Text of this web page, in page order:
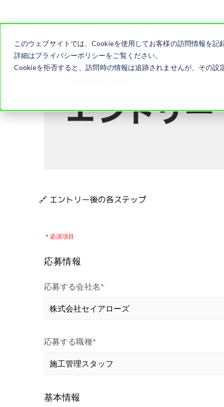
このウェブサイトでは、Cookieを使用してお客様の訪問情報を
詳細はプライバシーポリシーをご覧ください。
Cookieを拒否すると、訪問時の情報は追跡されませんが、その
🔗 エントリー後の各ステップ
＊必須項目
応募情報
応募する会社名*
応募する職種*
基本情報